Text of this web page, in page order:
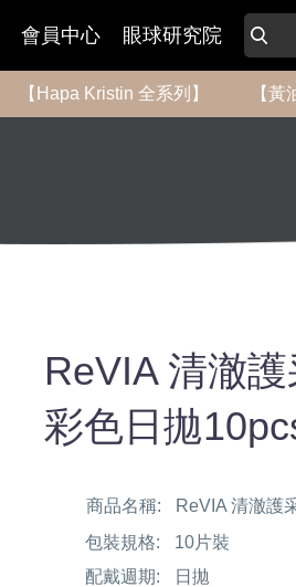
會員中心 眼球研究院
【Hapa Kristin 全系列】 【黃
ReVIA 清澈
彩色日拋
商品名稱:
ReVIA 清澈護
包裝規格:
10片裝
配戴週期:
日拋